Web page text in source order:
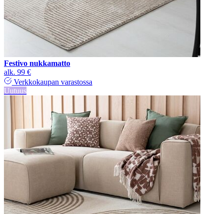
Festivo nukkamatto
alk. 99 €
Verkkokaupan varastossa
Uutuus